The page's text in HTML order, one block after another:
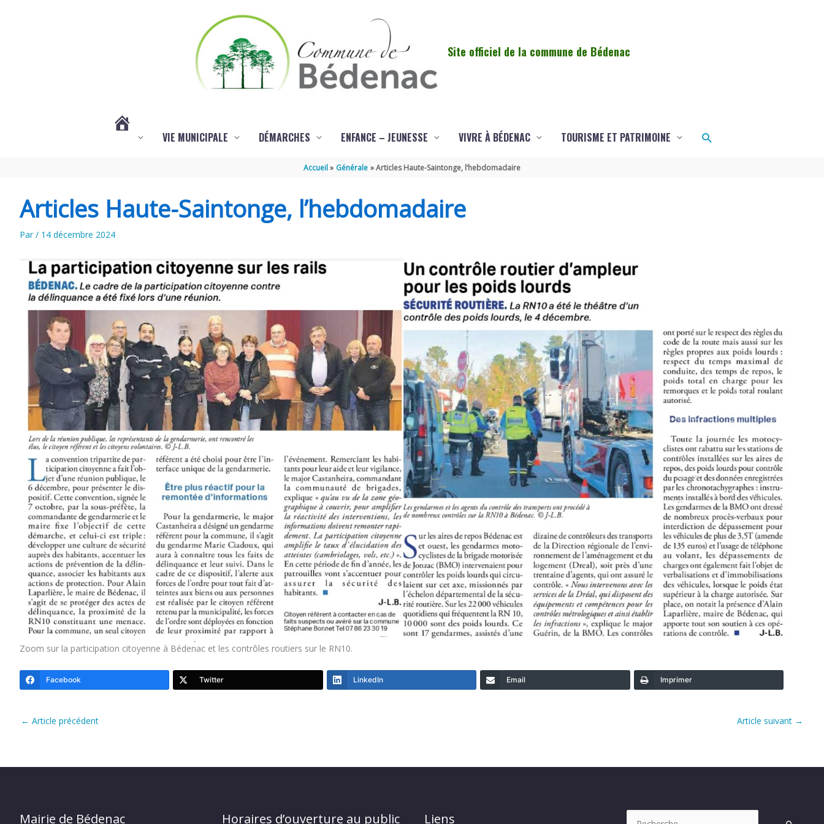
Site officiel de la commune de Bédenac
(PAS
DE
TITRE)
VIE MUNICIPALE DÉMARCHES ENFANCE – JEUNESSE VIVRE À BÉDENAC TOURISME ET PATRIMOINE Rechercher
Accueil Générale Articles Haute-Saintonge, l’hebdomadaire
Articles Haute-Saintonge, l’hebdomadaire
Par/ 14 décembre 2024
Zoom sur la participation citoyenne à Bédenac et les contrôles routiers sur le RN10.
Facebook Twitter LinkedIn Email Imprimer
← Article précédent Article suivant →
Mairie de Bédenac Horaires d’ouverture au public Liens